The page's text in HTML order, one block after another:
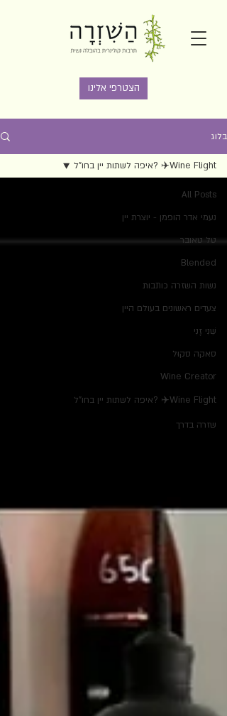
הצטרפי אלינו
בלוג
All Posts
נעמי אדר הופמן - יוצרת יין
טל טאובר
Blended
נשות השזרה כותבות
צעדים ראשונים בעולם היין
שֵׁנִי זָנִי
סאקה סקוּל
Wine Creator
Wine Flight✈️ ?איפה לשתות יין בחו"ל
שזרה בדרך
Wine Flight✈️ ?איפה לשתות יין בחו"ל